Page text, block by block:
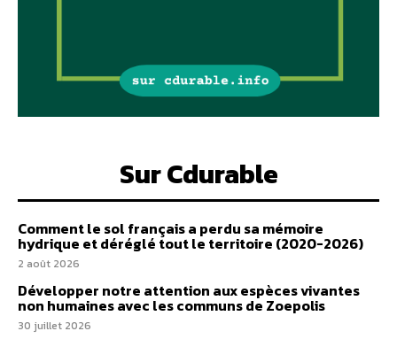
Sur Cdurable
Comment le sol français a perdu sa mémoire
hydrique et déréglé tout le territoire (2020-2026)
2 août 2026
Développer notre attention aux espèces vivantes
non humaines avec les communs de Zoepolis
30 juillet 2026